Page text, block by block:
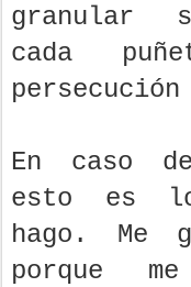
granular
cada
En caso
esto es
hago. Me
porque